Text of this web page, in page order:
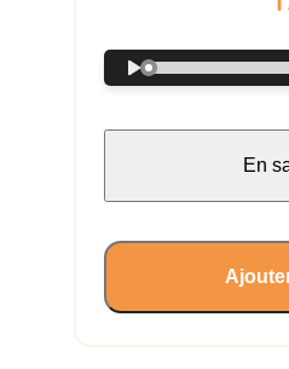
En